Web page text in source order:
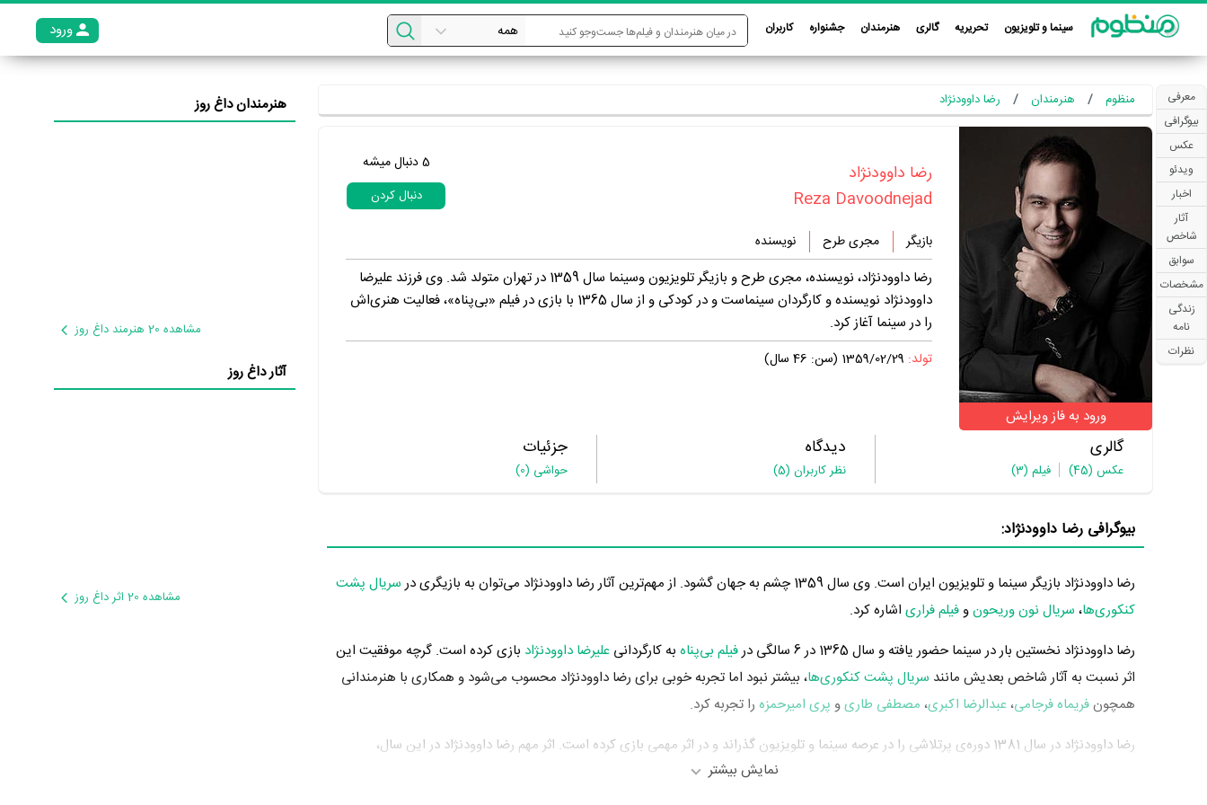
سینما و تلویزیون تحریریه گالری هنرمندان جشنواره کاربران ورود
معرفی
بیوگرافی
عکس
ویدئو
اخبار
آثار
شاخص
سوابق
مشخصات
زندگی
نامه
نظرات
منظوم هنرمندان رضا داوودنژاد
ورود به فاز ویرایش
‏رضا داوودنژاد‏
Reza Davoodnejad
5دنبال میشه
دنبال کردن
بازیگر مجری طرح نویسنده
رضا داوودنژاد، نویسنده، مجری طرح و بازیگر تلویزیون وسینما سال 1359 در تهران متولد شد. وی فرزند علیرضا
داوودنژاد نویسنده و کارگردان سینماست و در کودکی و از سال 1365 با بازی در فیلم «بی‌پناه»، فعالیت هنری‌اش
را در سینما آغاز کرد.
تولد:
گالری
عکس (45) فیلم (3)
دیدگاه
نظر کاربران (5)
جزئیات
حواشی (0)
بیوگرافی رضا داوودنژاد:
رضا داوودنژاد بازیگر سینما و تلویزیون ایران است. وی سال 1359 چشم به جهان گشود. از مهم‌ترین آثار رضا داوودنژاد می‌توان به بازیگری در
سریال پشت
کنکوری‌ها، سریال نون وریحونو فیلم فراری اشاره کرد.
رضا داوودنژاد نخستین بار در سینما حضور یافته و سال 1365 در 6 سالگی در
فیلم بی‌پناه به کارگردانی علیرضا داوودنژاد بازی کرده است. گرچه موفقیت این
اثر نسبت به آثار شاخص بعدیش مانند سریال پشت کنکوری‌ها، بیشتر نبود اما تجربه خوبی برای رضا داوودنژاد محسوب می‌شود و همکاری با هنرمندانی
همچونفریماه فرجامی،عبدالرضا اکبری، مصطفی طاریو پری امیرحمزه را تجربه کرد.
رضا داوودنژاد در سال 1381 دوره‌ی پرتلاشی را در عرصه سینما و تلویزیون گذراند و در اثر مهمی بازی کرده است. اثر مهم رضا داوودنژاد در این سال،
محسوب می‌شود.
نمایش بیشتر
هنرمندان داغ روز
مشاهده 20 هنرمند داغ روز
آثار داغ روز
مشاهده 20 اثر داغ روز